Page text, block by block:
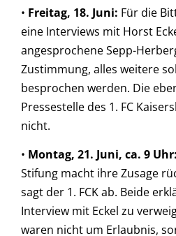
• Freitag, 18. Juni: Für die
eine Interviews mit Horst
angesprochene Sepp-
Zustimmung, alles weitere
besprochen werden. Die
Pressestelle des 1. FC
nicht.
• Montag, 21. Juni, ca. 9 Uhr:
Stifung macht ihre Zusage
sagt der 1. FCK ab. Beide
Interview mit Eckel zu
waren nicht um Erlaubnis,